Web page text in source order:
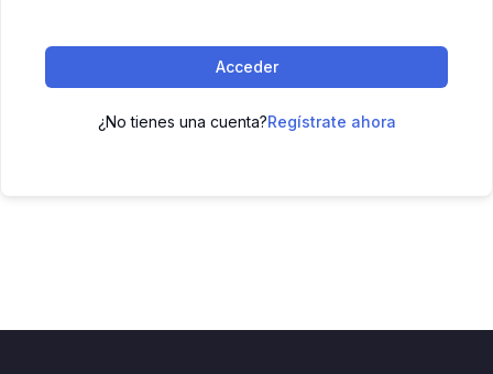
Acceder
¿No tienes una cuenta?Regístrate ahora